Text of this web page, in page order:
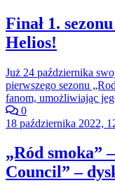
Finał 1.
Helios!
Już 24 października
pierwszego sezonu
fanom, umożliwiając
0
18 października 2022,
„Ród smoka”
Council” –